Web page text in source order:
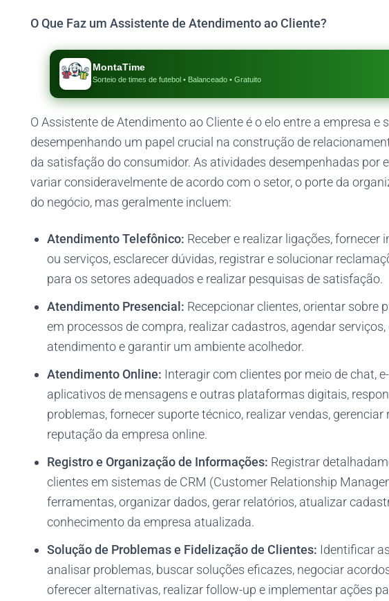
O Que Faz um Assistente de Atendimento ao Cliente?
MontaTime
Sorteio de times de futebol • Balanceado • Gratuito
O Assistente de Atendimento ao Cliente é o elo entre a empresa e
desempenhando um papel crucial na construção de
da satisfação do consumidor. As atividades desempenhadas por
variar consideravelmente de acordo com o setor, o porte da
do negócio, mas geralmente incluem:
Atendimento Telefônico: Receber e realizar ligações,
ou serviços, esclarecer dúvidas, registrar e solucionar
para os setores adequados e realizar pesquisas de satisfação.
Atendimento Presencial: Recepcionar clientes, orientar sobre
em processos de compra, realizar cadastros, agendar
atendimento e garantir um ambiente acolhedor.
Atendimento Online: Interagir com clientes por meio de chat,
aplicativos de mensagens e outras plataformas digitais,
problemas, fornecer suporte técnico, realizar vendas,
reputação da empresa online.
Registro e Organização de Informações: Registrar
clientes em sistemas de CRM (Customer Relationship
ferramentas, organizar dados, gerar relatórios, atualizar
conhecimento da empresa atualizada.
Solução de Problemas e Fidelização de Clientes: Identificar
analisar problemas, buscar soluções eficazes, negociar
oferecer alternativas, realizar follow-up e implementar ações